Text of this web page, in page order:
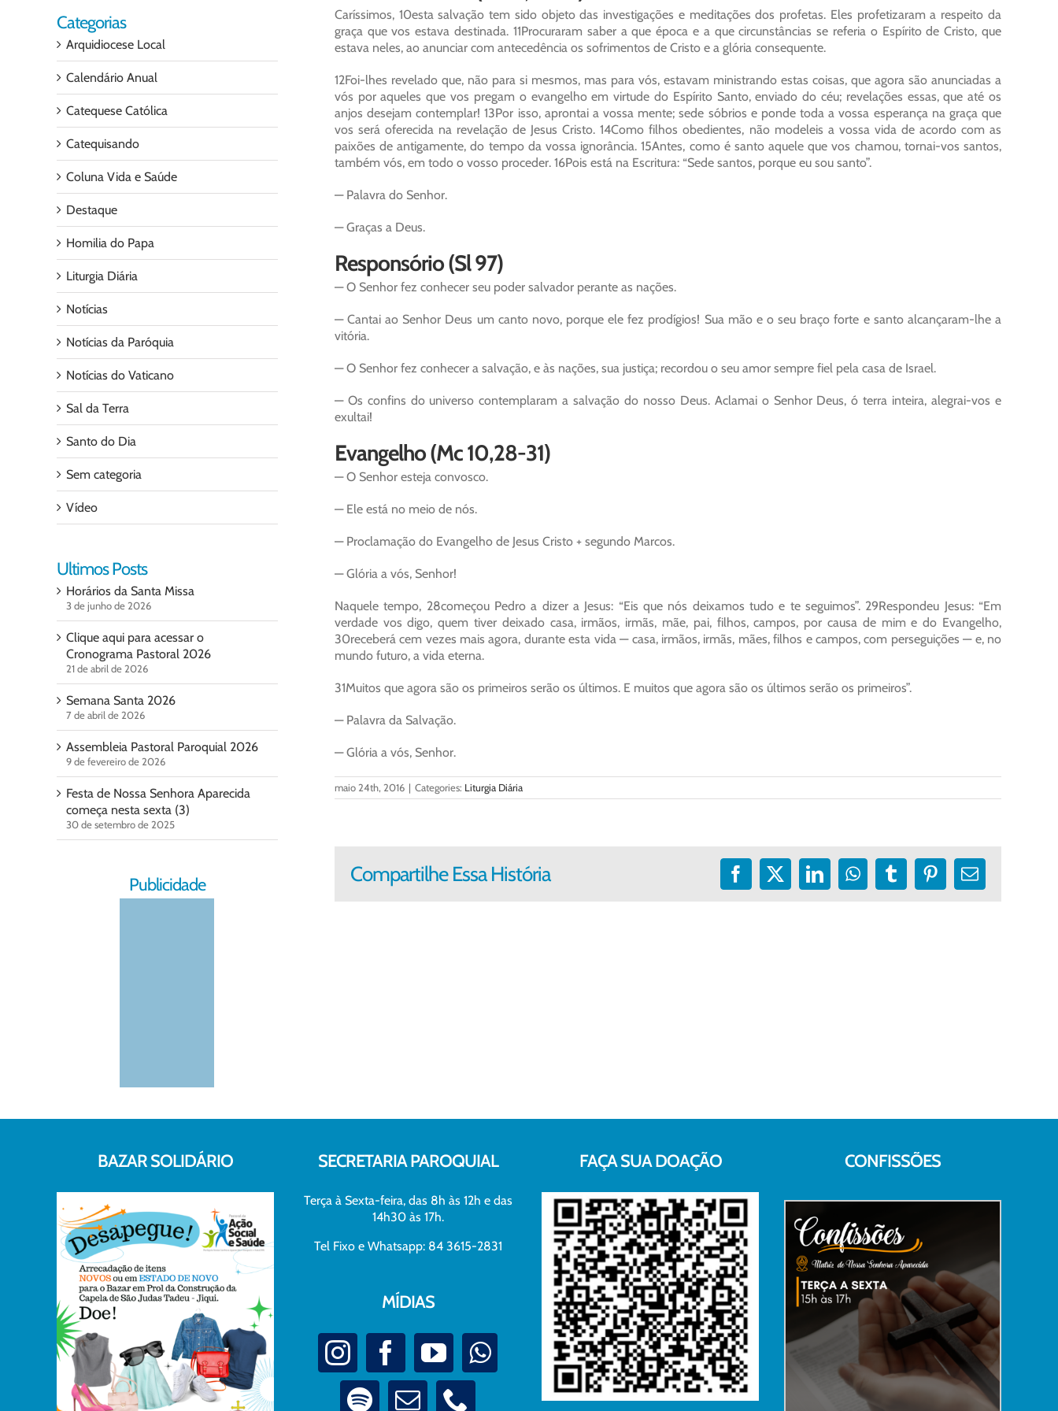
Caríssimos, 10esta salvação tem sido objeto das investigações e meditações dos profetas. Eles profetizaram a respeito da
graça que vos estava destinada. 11Procuraram saber a que época e a que circunstâncias se referia o Espírito de Cristo, que
estava neles, ao anunciar com antecedência os sofrimentos de Cristo e a glória consequente.
12Foi-lhes revelado que, não para si mesmos, mas para vós, estavam ministrando estas coisas, que agora são anunciadas a
vós por aqueles que vos pregam o evangelho em virtude do Espírito Santo, enviado do céu; revelações essas, que até os
anjos desejam contemplar! 13Por isso, aprontai a vossa mente; sede sóbrios e ponde toda a vossa esperança na graça que
vos será oferecida na revelação de Jesus Cristo. 14Como filhos obedientes, não modeleis a vossa vida de acordo com as
paixões de antigamente, do tempo da vossa ignorância. 15Antes, como é santo aquele que vos chamou, tornai-vos santos,
também vós, em todo o vosso proceder. 16Pois está na Escritura: “Sede santos, porque eu sou santo”.
— Palavra do Senhor.
— Graças a Deus.
Responsório (Sl 97)
— O Senhor fez conhecer seu poder salvador perante as nações.
— Cantai ao Senhor Deus um canto novo, porque ele fez prodígios! Sua mão e o seu braço forte e santo alcançaram-lhe a
vitória.
— O Senhor fez conhecer a salvação, e às nações, sua justiça; recordou o seu amor sempre fiel pela casa de Israel.
— Os confins do universo contemplaram a salvação do nosso Deus. Aclamai o Senhor Deus, ó terra inteira, alegrai-vos e
exultai!
Evangelho (Mc 10,28-31)
— O Senhor esteja convosco.
— Ele está no meio de nós.
— Proclamação do Evangelho de Jesus Cristo + segundo Marcos.
— Glória a vós, Senhor!
Naquele tempo, 28começou Pedro a dizer a Jesus: “Eis que nós deixamos tudo e te seguimos”. 29Respondeu Jesus: “Em
verdade vos digo, quem tiver deixado casa, irmãos, irmãs, mãe, pai, filhos, campos, por causa de mim e do Evangelho,
30receberá cem vezes mais agora, durante esta vida — casa, irmãos, irmãs, mães, filhos e campos, com perseguições — e, no
mundo futuro, a vida eterna.
31Muitos que agora são os primeiros serão os últimos. E muitos que agora são os últimos serão os primeiros”.
— Palavra da Salvação.
— Glória a vós, Senhor.
maio 24th, 2016 | Categories: Liturgia Diária
Compartilhe Essa História Facebook
X LinkedInWhatsApp
TumblrPinterest
E-
Categorias
Arquidiocese Local
Calendário Anual
Catequese Católica
Catequisando
Coluna Vida e Saúde
Destaque
Homilia do Papa
Liturgia Diária
Notícias
Notícias da Paróquia
Notícias do Vaticano
Sal da Terra
Santo do Dia
Sem categoria
Vídeo
Ultimos Posts
Horários da Santa Missa
3 de junho de 2026
Clique aqui para acessar o
Cronograma Pastoral 2026
21 de abril de 2026
Semana Santa 2026
7 de abril de 2026
Assembleia Pastoral Paroquial 2026
9 de fevereiro de 2026
Festa de Nossa Senhora Aparecida
começa nesta sexta (3)
30 de setembro de 2025
Publicidade
BAZAR SOLIDÁRIO SECRETARIA PAROQUIAL
Terça à Sexta-feira, das 8h às 12h e das
14h30 às 17h.
Tel Fixo e Whatsapp: 84 3615-2831
MÍDIAS
FAÇA SUA DOAÇÃO CONFISSÕES